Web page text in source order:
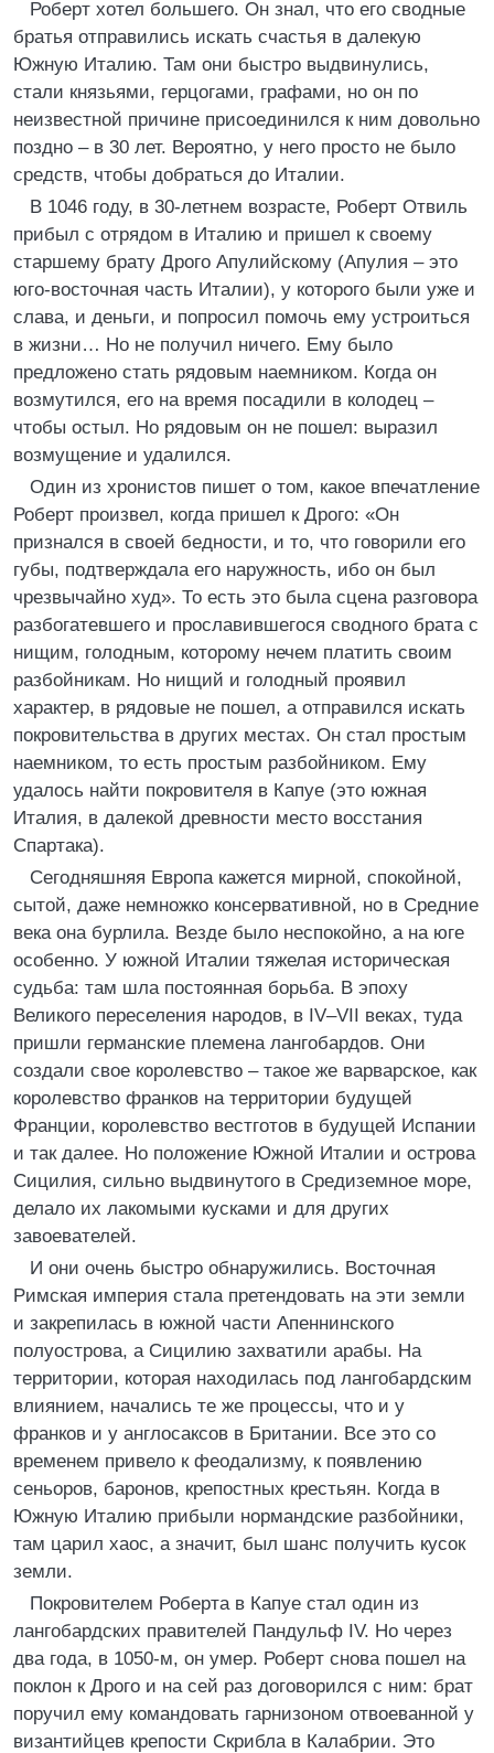
Роберт хотел большего. Он знал, что его сводные
братья отправились искать счастья в далекую
Южную Италию. Там они быстро выдвинулись,
стали князьями, герцогами, графами, но он по
неизвестной причине присоединился к ним довольно
поздно – в 30 лет. Вероятно, у него просто не было
средств, чтобы добраться до Италии.
В 1046 году, в 30-летнем возрасте, Роберт Отвиль
прибыл с отрядом в Италию и пришел к своему
старшему брату Дрого Апулийскому (Апулия – это
юго-восточная часть Италии), у которого были уже и
слава, и деньги, и попросил помочь ему устроиться
в жизни… Но не получил ничего. Ему было
предложено стать рядовым наемником. Когда он
возмутился, его на время посадили в колодец –
чтобы остыл. Но рядовым он не пошел: выразил
возмущение и удалился.
Один из хронистов пишет о том, какое впечатление
Роберт произвел, когда пришел к Дрого: «Он
признался в своей бедности, и то, что говорили его
губы, подтверждала его наружность, ибо он был
чрезвычайно худ». То есть это была сцена разговора
разбогатевшего и прославившегося сводного брата с
нищим, голодным, которому нечем платить своим
разбойникам. Но нищий и голодный проявил
характер, в рядовые не пошел, а отправился искать
покровительства в других местах. Он стал простым
наемником, то есть простым разбойником. Ему
удалось найти покровителя в Капуе (это южная
Италия, в далекой древности место восстания
Спартака).
Сегодняшняя Европа кажется мирной, спокойной,
сытой, даже немножко консервативной, но в Средние
века она бурлила. Везде было неспокойно, а на юге
особенно. У южной Италии тяжелая историческая
судьба: там шла постоянная борьба. В эпоху
Великого переселения народов, в IV–VII веках, туда
пришли германские племена лангобардов. Они
создали свое королевство – такое же варварское, как
королевство франков на территории будущей
Франции, королевство вестготов в будущей Испании
и так далее. Но положение Южной Италии и острова
Сицилия, сильно выдвинутого в Средиземное море,
делало их лакомыми кусками и для других
завоевателей.
И они очень быстро обнаружились. Восточная
Римская империя стала претендовать на эти земли
и закрепилась в южной части Апеннинского
полуострова, а Сицилию захватили арабы. На
территории, которая находилась под лангобардским
влиянием, начались те же процессы, что и у
франков и у англосаксов в Британии. Все это со
временем привело к феодализму, к появлению
сеньоров, баронов, крепостных крестьян. Когда в
Южную Италию прибыли нормандские разбойники,
там царил хаос, а значит, был шанс получить кусок
земли.
Покровителем Роберта в Капуе стал один из
лангобардских правителей Пандульф IV. Но через
два года, в 1050-м, он умер. Роберт снова пошел на
поклон к Дрого и на сей раз договорился с ним: брат
поручил ему командовать гарнизоном отвоеванной у
византийцев крепости Скрибла в Калабрии. Это